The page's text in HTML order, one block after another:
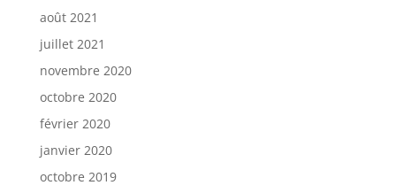
août 2021
juillet 2021
novembre 2020
octobre 2020
février 2020
janvier 2020
octobre 2019